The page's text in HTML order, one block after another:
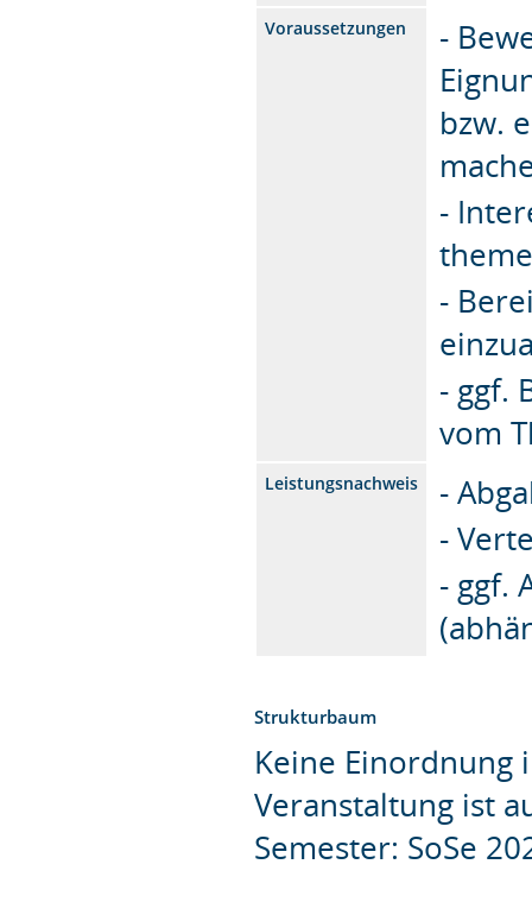
Voraussetzungen
-
bzw.
-
-
- ggf.
vom
Leistungsnachweis
-
-
- ggf.
Strukturbaum
Keine Einordnung
Veranstaltung ist
Semester: SoSe